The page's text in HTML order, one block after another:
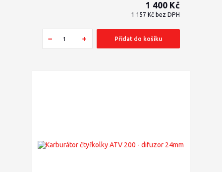
1 400 Kč
1 157 Kč bez DPH
Přidat do košíku